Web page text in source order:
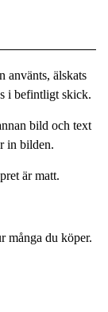
använts, älskats
i befintligt skick.
bild och text
in bilden.
är matt.
många du köper.